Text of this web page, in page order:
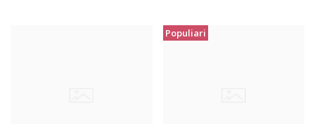
Populiari